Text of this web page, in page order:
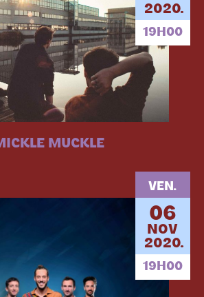
2020.
19H00
MUCKLE
VEN.
06
NOV
2020.
19H00